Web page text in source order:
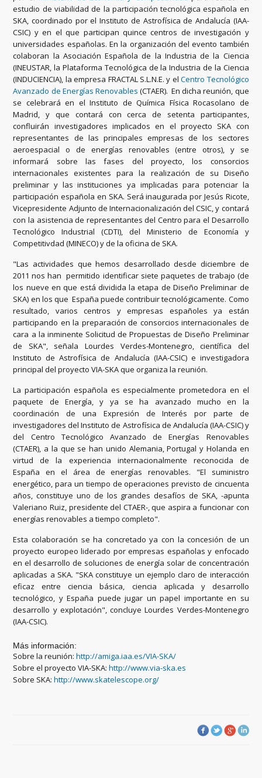
estudio de viabilidad de la participación tecnológica española en
SKA, coordinado por el Instituto de Astrofísica de Andalucía (IAA-
CSIC) y en el que participan quince centros de investigación y
universidades españolas. En la organización del evento también
colaboran la Asociación Española de la Industria de la Ciencia
(INEUSTAR, la Plataforma Tecnológica de la Industria de la Ciencia
(INDUCIENCIA), la empresa FRACTAL S.L.N.E. y elCentro Tecnológico
Avanzado de Energías Renovables (CTAER). En dicha reunión, que
se celebrará en el Instituto de Química Física Rocasolano de
Madrid, y que contará con cerca de setenta participantes,
confluirán investigadores implicados en el proyecto SKA con
representantes de las principales empresas de los sectores
aeroespacial o de energías renovables (entre otros), y se
informará sobre las fases del proyecto, los consorcios
internacionales existentes para la realización de su Diseño
preliminar y las instituciones ya implicadas para potenciar la
participación española en SKA. Será inaugurada por Jesús Ricote,
Vicepresidente Adjunto de Internacionalización del CSIC, y contará
con la asistencia de representantes del Centro para el Desarrollo
Tecnológico Industrial (CDTI), del Ministerio de Economía y
Competitivdad (MINECO) y de la oficina de SKA.
"Las actividades que hemos desarrollado desde diciembre de
2011 nos han permitido identificar siete paquetes de trabajo (de
los nueve en que está dividida la etapa de Diseño Preliminar de
SKA) en los que España puede contribuir tecnológicamente. Como
resultado, varios centros y empresas españoles ya están
participando en la preparación de consorcios internacionales de
cara a la inminente Solicitud de Propuestas de Diseño Preliminar
de SKA", señala Lourdes Verdes-Montenegro, científica del
Instituto de Astrofísica de Andalucía (IAA-CSIC) e investigadora
principal del proyecto VIA-SKA que organiza la reunión.
La participación española es especialmente prometedora en el
paquete de Energía, y ya se ha avanzado mucho en la
coordinación de una Expresión de Interés por parte de
investigadores del Instituto de Astrofísica de Andalucía (IAA-CSIC) y
del Centro Tecnológico Avanzado de Energías Renovables
(CTAER), a la que se han unido Alemania, Portugal y Holanda en
virtud de la experiencia internacionalmente reconocida de
España en el área de energías renovables. "El suministro
energético, para un tiempo de operaciones previsto de cincuenta
años, constituye uno de los grandes desafíos de SKA, -apunta
Valeriano Ruiz, presidente del CTAER-, que aspira a funcionar con
energías renovables a tiempo completo".
Esta colaboración se ha concretado ya con la concesión de un
proyecto europeo liderado por empresas españolas y enfocado
en el desarrollo de soluciones de energía solar de concentración
aplicadas a SKA. "SKA constituye un ejemplo claro de interacción
eficaz entre ciencia básica, ciencia aplicada y desarrollo
tecnológico, y España puede jugar un papel importante en su
desarrollo y explotación", concluye Lourdes Verdes-Montenegro
(IAA-CSIC).
Más información:
Sobre la reunión:http://amiga.iaa.es/VIA-SKA/
Sobre el proyecto VIA-SKA:http://www.via-ska.es
Sobre SKA:http://www.skatelescope.org/